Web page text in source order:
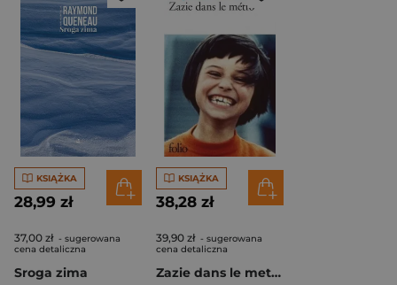
KSIĄŻKA
28,99 zł
37,00 zł - sugerowana
cena detaliczna
Sroga zima
KSIĄŻKA
38,28 zł
39,90 zł - sugerowana
cena detaliczna
Zazie dans le metro